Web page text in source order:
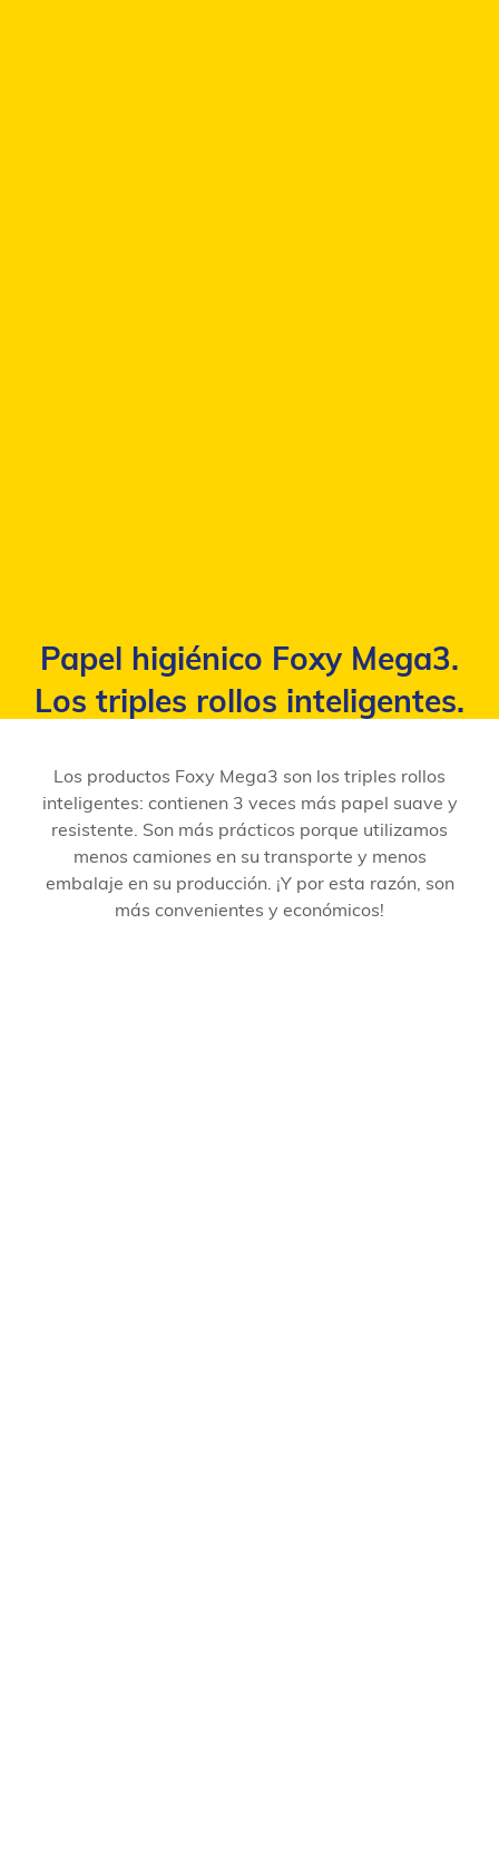
Papel higiénico Foxy Mega3.
Los triples rollos inteligentes.
Los productos Foxy Mega3 son los triples rollos
inteligentes: contienen 3 veces más papel suave y
resistente. Son más prácticos porque utilizamos
menos camiones en su transporte y menos
embalaje en su producción. ¡Y por esta razón, son
más convenientes y económicos!